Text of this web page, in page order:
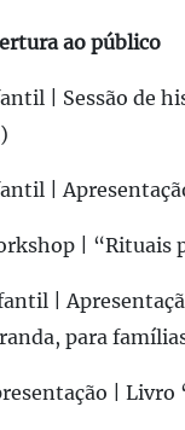
ao público
| Sessão de
|
| “Rituais
|
para
| Livro